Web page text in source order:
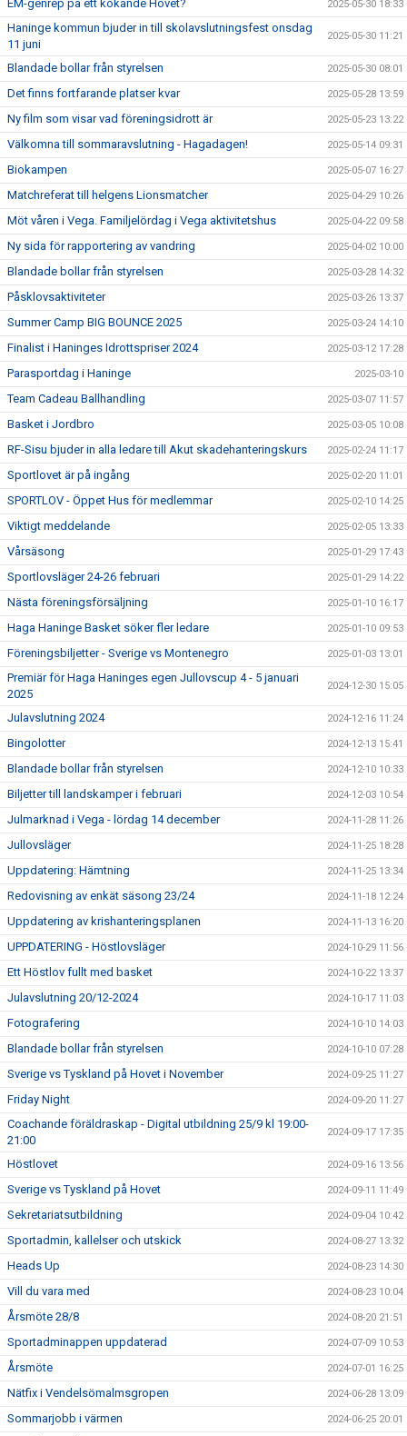
EM-genrep på ett kokande Hovet? 2025-05-30 18:33
Haninge kommun bjuder in till skolavslutningsfest onsdag
11 juni
2025-05-30 11:21
Blandade bollar från styrelsen 2025-05-30 08:01
Det finns fortfarande platser kvar 2025-05-28 13:59
Ny film som visar vad föreningsidrott är 2025-05-23 13:22
Välkomna till sommaravslutning - Hagadagen! 2025-05-14 09:31
Biokampen 2025-05-07 16:27
Matchreferat till helgens Lionsmatcher 2025-04-29 10:26
Möt våren i Vega. Familjelördag i Vega aktivitetshus 2025-04-22 09:58
Ny sida för rapportering av vandring 2025-04-02 10:00
Blandade bollar från styrelsen 2025-03-28 14:32
Påsklovsaktiviteter 2025-03-26 13:37
Summer Camp BIG BOUNCE 2025 2025-03-24 14:10
Finalist i Haninges Idrottspriser 2024 2025-03-12 17:28
Parasportdag i Haninge 2025-03-10
Team Cadeau Ballhandling 2025-03-07 11:57
Basket i Jordbro 2025-03-05 10:08
RF-Sisu bjuder in alla ledare till Akut skadehanteringskurs 2025-02-24 11:17
Sportlovet är på ingång 2025-02-20 11:01
SPORTLOV - Öppet Hus för medlemmar 2025-02-10 14:25
Viktigt meddelande 2025-02-05 13:33
Vårsäsong 2025-01-29 17:43
Sportlovsläger 24-26 februari 2025-01-29 14:22
Nästa föreningsförsäljning 2025-01-10 16:17
Haga Haninge Basket söker fler ledare 2025-01-10 09:53
Föreningsbiljetter - Sverige vs Montenegro 2025-01-03 13:01
Premiär för Haga Haninges egen Jullovscup 4 - 5 januari
2025
2024-12-30 15:05
Julavslutning 2024 2024-12-16 11:24
Bingolotter 2024-12-13 15:41
Blandade bollar från styrelsen 2024-12-10 10:33
Biljetter till landskamper i februari 2024-12-03 10:54
Julmarknad i Vega - lördag 14 december 2024-11-28 11:26
Jullovsläger 2024-11-25 18:28
Uppdatering: Hämtning 2024-11-25 13:34
Redovisning av enkät säsong 23/24 2024-11-18 12:24
Uppdatering av krishanteringsplanen 2024-11-13 16:20
UPPDATERING - Höstlovsläger 2024-10-29 11:56
Ett Höstlov fullt med basket 2024-10-22 13:37
Julavslutning 20/12-2024 2024-10-17 11:03
Fotografering 2024-10-10 14:03
Blandade bollar från styrelsen 2024-10-10 07:28
Sverige vs Tyskland på Hovet i November 2024-09-25 11:27
Friday Night 2024-09-20 11:27
Coachande föräldraskap - Digital utbildning 25/9 kl 19:00-
21:00
2024-09-17 17:35
Höstlovet 2024-09-16 13:56
Sverige vs Tyskland på Hovet 2024-09-11 11:49
Sekretariatsutbildning 2024-09-04 10:42
Sportadmin, kallelser och utskick 2024-08-27 13:32
Heads Up 2024-08-23 14:30
Vill du vara med 2024-08-23 10:04
Årsmöte 28/8 2024-08-20 21:51
Sportadminappen uppdaterad 2024-07-09 10:53
Årsmöte 2024-07-01 16:25
Nätfix i Vendelsömalmsgropen 2024-06-28 13:09
Sommarjobb i värmen 2024-06-25 20:01